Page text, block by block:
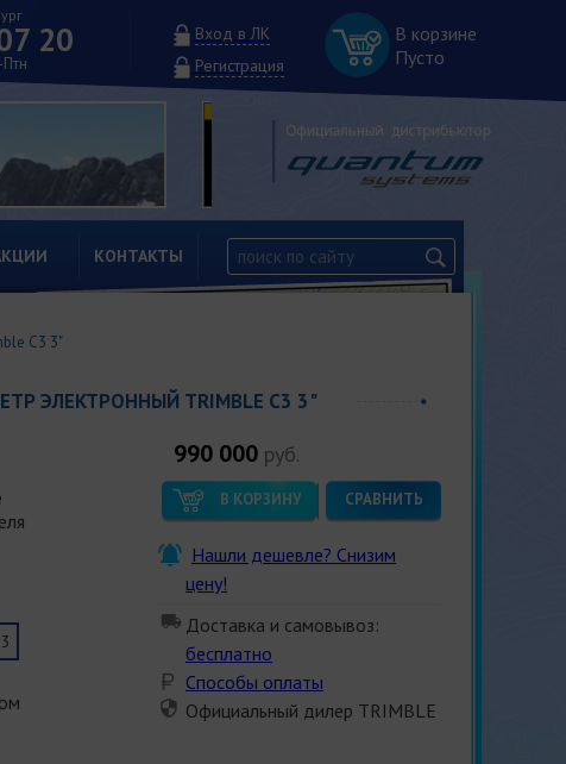
20
Вход в ЛК
Регистрация
В корзине
Пусто
КОНТАКТЫ
C3 3"
ЭЛЕКТРОННЫЙ TRIMBLE C3 3"
990 000 руб.
В КОРЗИНУ СРАВНИТЬ
Нашли дешевле? Снизим
цену!
Доставка и самовывоз:
бесплатно
Способы оплаты
Официальный дилер TRIMBLE